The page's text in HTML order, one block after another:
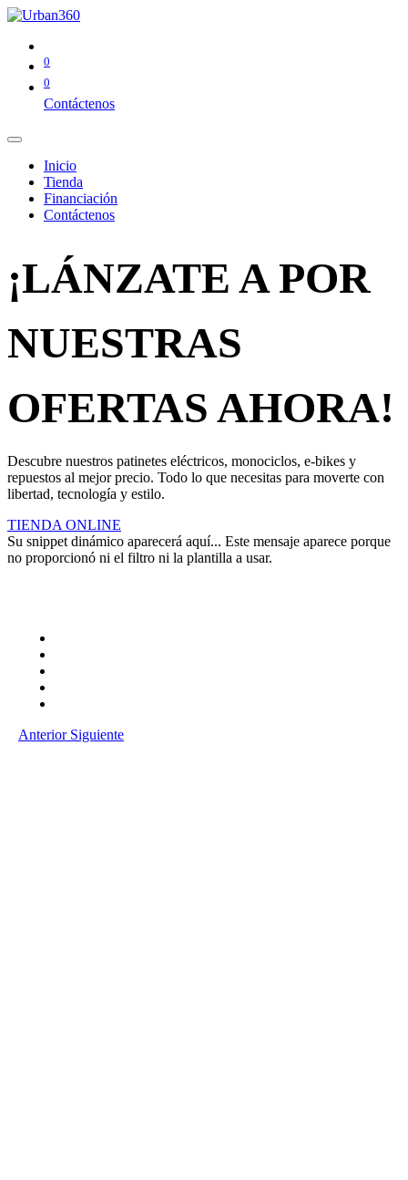
0
0
Contáctenos
Inicio
Tienda
Financiación
Contáctenos
¡LÁNZATE A POR
NUESTRAS
OFERTAS AHORA!
Descubre nuestros patinetes eléctricos, monociclos, e-bikes y
repuestos al mejor precio. Todo lo que necesitas para moverte con
libertad, tecnología y estilo.
TIENDA ONLINE
Su snippet dinámico aparecerá aquí... Este mensaje aparece porque
no proporcionó ni el filtro ni la plantilla a usar.
Anterior Siguiente